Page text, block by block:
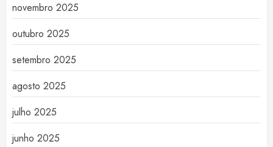
novembro 2025
outubro 2025
setembro 2025
agosto 2025
julho 2025
junho 2025